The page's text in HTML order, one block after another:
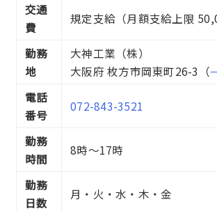
交通
費
規定支給（月額支給上限
勤務
地
大神工業（株）
大阪府 枚方市岡東町26-3（
電話
番号
072-843-3521
勤務
時間
8時～17時
勤務
日数
月・火・水・木・金